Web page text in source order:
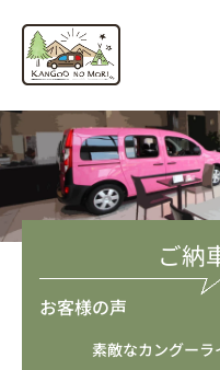
キ
ッ
プ
ご納
お客様の声
素敵なカングーラ